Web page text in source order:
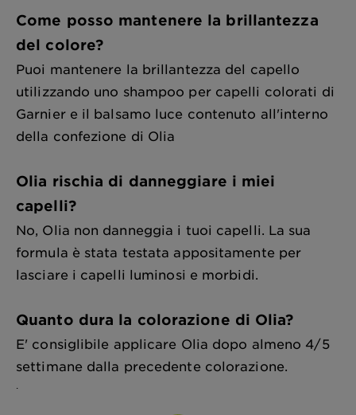
Come posso mantenere la brillantezza
del colore?
Puoi mantenere la brillantezza del capello
utilizzando uno shampoo per capelli colorati di
Garnier e il balsamo luce contenuto all'interno
della confezione di Olia
Olia rischia di danneggiare i miei
capelli?
No, Olia non danneggia i tuoi capelli. La sua
formula è stata testata appositamente per
lasciare i capelli luminosi e morbidi.
Quanto dura la colorazione di Olia?
E' consiglibile applicare Olia dopo almeno 4/5
settimane dalla precedente colorazione.